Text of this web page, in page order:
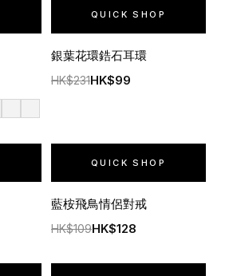
QUICK SHOP
銀葉花環鋯石耳環
HK$231HK$99
QUICK SHOP
藍桉飛鳥情侶對戒
HK$109HK$128